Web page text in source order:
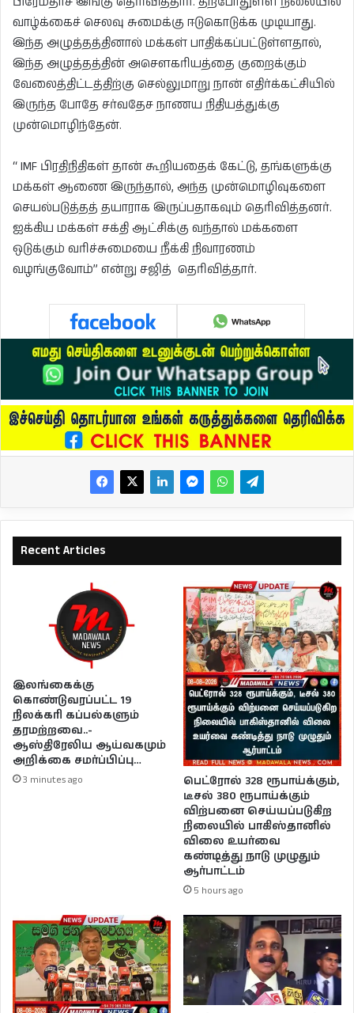
வாழ்க்கைச் செலவு சுமைக்கு ஈடுகொடுக்க முடியாது.
இந்த அழுத்தத்தினால் மக்கள் பாதிக்கப்பட்டுள்ளதால்,
இந்த அழுத்தத்தின் அசௌகரியத்தை குறைக்கும்
வேலைத்திட்டத்திற்கு செல்லுமாறு நான் எதிர்க்கட்சியில்
இருந்த போதே சர்வதேச நாணய நிதியத்துக்கு
முன்மொழிந்தேன்.
“ IMF பிரதிநிதிகள் தான் கூறியதைக் கேட்டு, தங்களுக்கு
மக்கள் ஆணை இருந்தால், அந்த முன்மொழிவுகளை
செயல்படுத்தத் தயாராக இருப்பதாகவும் தெரிவித்தனர்.
ஐக்கிய மக்கள் சக்தி ஆட்சிக்கு வந்தால் மக்களை
ஒடுக்கும் வரிச்சுமையை நீக்கி நிவாரணம்
வழங்குவோம்” என்று சஜித் தெரிவித்தார்.
Recent Articles
இலங்கைக்கு
கொண்டுவரப்பட்ட 19
நிலக்கரி கப்பல்களும்
தரமற்றவை..-
ஆஸ்திரேலிய ஆய்வகமும்
அறிக்கை சமர்ப்பிப்பு…
3 minutes ago
பெட்ரோல் 328 ரூபாய்க்கும்,
டீசல் 380 ரூபாய்க்கும்
விற்பனை செய்யப்படுகிற
நிலையில் பாகிஸ்தானில்
விலை உயர்வை
கண்டித்து நாடு முழுதும்
ஆர்பாட்டம்
5 hours ago